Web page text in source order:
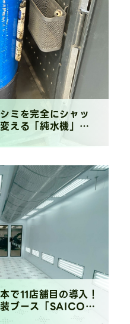
ミを完全にシャッ
える「純水機」の
で11店舗目の導入！
ブース「SAICO